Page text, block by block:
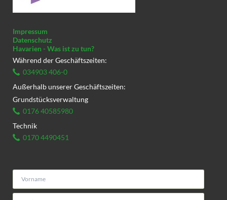
Impressum
Datenschutz
Havarien - Was ist zu tun?
Während der Geschäftszeiten:
034903 406-0
Außerhalb unserer Geschäftszeiten:
Grundstücksverwaltung
0176 40585980
Technik
0170 4490451